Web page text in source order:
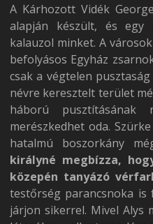
A Kárhozott Vidék
alapján készült, és egy
kalauzol minket. A
befolyásos Egyház
csak a végtelen
névre keresztelt terület
háború
merészkedhet oda.
hatalmú boszorkány
királyné megbízza,
közepén tanyázó
testőrség parancsnoka is
járjon sikerrel. Mivel Alys